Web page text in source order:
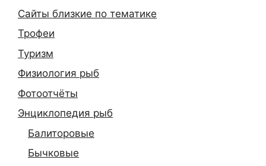
Сайты близкие по тематике
Трофеи
Туризм
Физиология рыб
Фотоотчёты
Энциклопедия рыб
Балиторовые
Бычковые